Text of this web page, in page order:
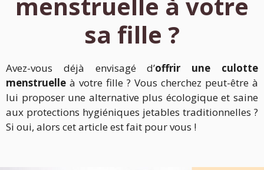
sa fille ?
Avez-vous déjà envisagé d’offrir une culotte
menstruelle à votre fille ? Vous cherchez peut-être à
lui proposer une alternative plus écologique et saine
aux protections hygiéniques jetables traditionnelles ?
Si oui, alors cet article est fait pour vous !